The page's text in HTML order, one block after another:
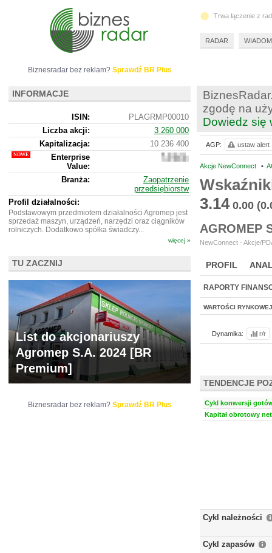
zgodę na
Dowiedz się
Akcje NewConnect •
3.14 0.00
AGROMEP
NewConnect - Akcje/
PROFIL
BR LAB
RAPORTY
WARTOŚCI RYNKOWEJ
Dynamika: r/r
TENDENCJE
Cykl konwersji
Kapitał obrotowy
Cykl należności
Cykl zapasów
AGP: ustaw alert
Biznesradar bez reklam? Sprawdź BR Plus
INFORMACJE
ISIN:
PLAGRMP00010
Liczba akcji:
3 260 000
Kapitalizacja:
10 236 400
Enterprise
Value:
13
400
Branża:
Zaopatrzenie
przedsiębiorstw
Profil działalności:
Podstawowym przedmiotem działalności Agromep jest
sprzedaż maszyn, urządzeń, narzędzi oraz ciągników
rolniczych. Dodatkowo spółka świadczy...
więcej »
TU ZACZNIJ
List do akcjonariuszy
Agromep S.A. 2024 [BR
Premium]
Biznesradar bez reklam? Sprawdź BR Plus
Trwa łączenie z
RADAR